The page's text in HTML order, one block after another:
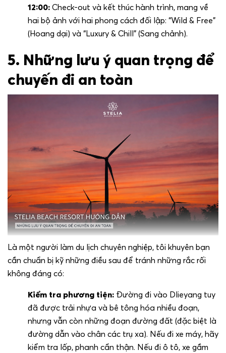
12:00: Check-out và kết thúc hành trình, mang về
hai bộ ảnh với hai phong cách đối lập: “Wild & Free”
(Hoang dại) và “Luxury & Chill” (Sang chảnh).
5. Những lưu ý quan trọng để
chuyến đi an toàn
Là một người làm du lịch chuyên nghiệp, tôi khuyên bạn
cần chuẩn bị kỹ những điều sau để tránh những rắc rối
không đáng có:
Kiểm tra phương tiện: Đường đi vào Dlieyang tuy
đã được trải nhựa và bê tông hóa nhiều đoạn,
nhưng vẫn còn những đoạn đường đất (đặc biệt là
đường dẫn vào chân các trụ xa). Nếu đi xe máy, hãy
kiểm tra lốp, phanh cẩn thận. Nếu đi ô tô, xe gầm